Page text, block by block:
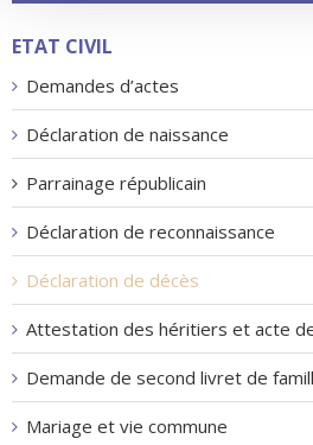
ETAT CIVIL
Demandes d’actes
Déclaration de naissance
Parrainage républicain
Déclaration de reconnaissance
Déclaration de décès
Attestation des héritiers et acte
Demande de second livret de
Mariage et vie commune